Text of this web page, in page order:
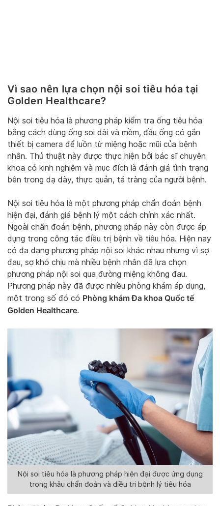
Vì sao nên lựa chọn nội soi tiêu hóa tại
Golden Healthcare?
Nội soi tiêu hóa là phương pháp kiểm tra ống tiêu hóa
bằng cách dùng ống soi dài và mềm, đầu ống có gắn
thiết bị camera để luồn từ miệng hoặc mũi của bệnh
nhân. Thủ thuật này được thực hiện bởi bác sĩ chuyên
khoa có kinh nghiệm và mục đích là đánh giá tình trạng
bên trong dạ dày, thực quản, tá tràng của người bệnh.
Nội soi tiêu hóa là một phương pháp chẩn đoán bệnh
hiện đại, đánh giá bệnh lý một cách chính xác nhất.
Ngoài chẩn đoán bệnh, phương pháp này còn được áp
dụng trong công tác điều trị bệnh về tiêu hóa. Hiện nay
có đa dạng phương pháp nội soi khác nhau nhưng vì sợ
đau, sợ khó chịu mà nhiều bệnh nhân đã lựa chọn
phương pháp nội soi qua đường miệng không đau.
Phương pháp này đã được nhiều phòng khám áp dụng,
một trong số đó có Phòng khám Đa khoa Quốc tế
Golden Healthcare.
Nội soi tiêu hóa là phương pháp hiện đại được ứng dụng
trong khâu chẩn đoán và điều trị bệnh lý tiêu hóa